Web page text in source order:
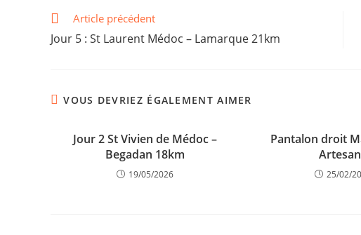
Article précédent
Jour 5 : St Laurent Médoc – Lamarque 21km
VOUS DEVRIEZ ÉGALEMENT AIMER
Jour 2 St Vivien de Médoc –
Begadan 18km
19/05/2026
Pantalon droit
25/02/